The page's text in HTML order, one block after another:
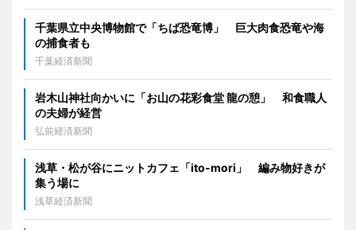
千葉県立中央博物館で「ちば恐竜博」 巨大肉食恐竜や海
の捕食者も
千葉経済新聞
岩木山神社向かいに「お山の花彩食堂 龍の憩」 和食職人
の夫婦が経営
弘前経済新聞
浅草・松が谷にニットカフェ「ito-mori」 編み物好きが
集う場に
浅草経済新聞